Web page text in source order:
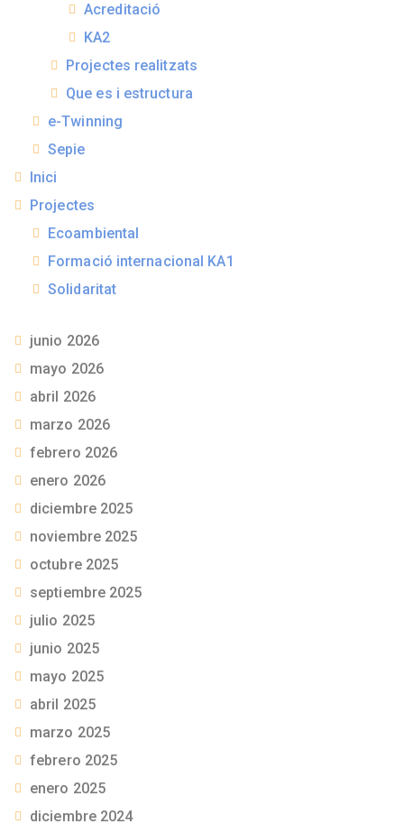
Acreditació
KA2
Projectes realitzats
Que es i estructura
e-Twinning
Sepie
Inici
Projectes
Ecoambiental
Formació internacional KA1
Solidaritat
junio 2026
mayo 2026
abril 2026
marzo 2026
febrero 2026
enero 2026
diciembre 2025
noviembre 2025
octubre 2025
septiembre 2025
julio 2025
junio 2025
mayo 2025
abril 2025
marzo 2025
febrero 2025
enero 2025
diciembre 2024